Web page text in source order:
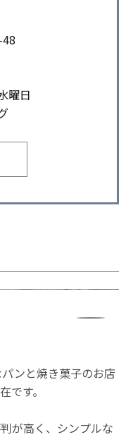
曜日
ンと焼き菓子のお店
です。
が高く、シンプルな